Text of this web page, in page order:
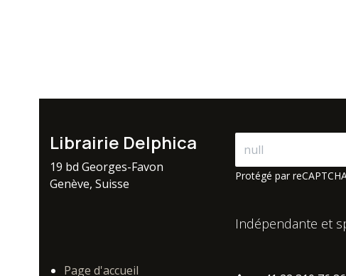
Librairie Delphica
19 bd Georges-Favon
Genève, Suisse
Protégé par
Indépendante et
Page d'accueil